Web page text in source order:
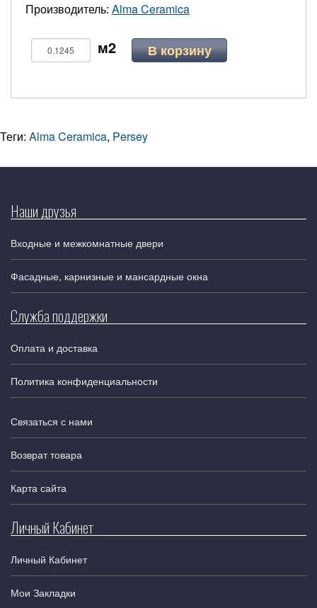
Производитель: Alma Ceramica
В корзину
Теги: Alma Ceramica, Persey
Наши друзья
Входные и межкомнатные двери
Фасадные, карнизные и мансардные окна
Служба поддержки
Оплата и доставка
Политика конфиденциальности
Связаться с нами
Возврат товара
Карта сайта
Личный Кабинет
Личный Кабинет
Мои Закладки